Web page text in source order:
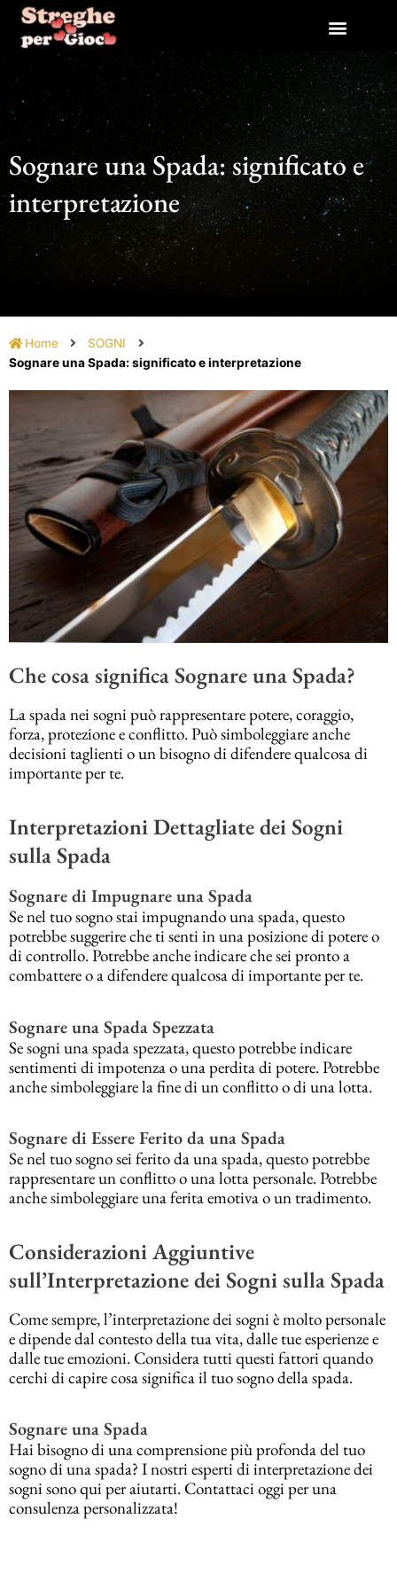
contenuto
Sognare una Spada: significato e
interpretazione
Home
SOGNI
Sognare una Spada: significato e interpretazione
Che cosa significa Sognare una Spada?
La spada nei sogni può rappresentare potere, coraggio,
forza, protezione e conflitto. Può simboleggiare anche
decisioni taglienti o un bisogno di difendere qualcosa di
importante per te.
Interpretazioni Dettagliate dei Sogni
sulla Spada
Sognare di Impugnare una Spada
Se nel tuo sogno stai impugnando una spada, questo
potrebbe suggerire che ti senti in una posizione di potere o
di controllo. Potrebbe anche indicare che sei pronto a
combattere o a difendere qualcosa di importante per te.
Sognare una Spada Spezzata
Se sogni una spada spezzata, questo potrebbe indicare
sentimenti di impotenza o una perdita di potere. Potrebbe
anche simboleggiare la fine di un conflitto o di una lotta.
Sognare di Essere Ferito da una Spada
Se nel tuo sogno sei ferito da una spada, questo potrebbe
rappresentare un conflitto o una lotta personale. Potrebbe
anche simboleggiare una ferita emotiva o un tradimento.
Considerazioni Aggiuntive
sull’Interpretazione dei Sogni sulla Spada
Come sempre, l’interpretazione dei sogni è molto personale
e dipende dal contesto della tua vita, dalle tue esperienze e
dalle tue emozioni. Considera tutti questi fattori quando
cerchi di capire cosa significa il tuo sogno della spada.
Sognare una Spada
Hai bisogno di una comprensione più profonda del tuo
sogno di una spada? I nostri esperti di interpretazione dei
sogni sono qui per aiutarti. Contattaci oggi per una
consulenza personalizzata!